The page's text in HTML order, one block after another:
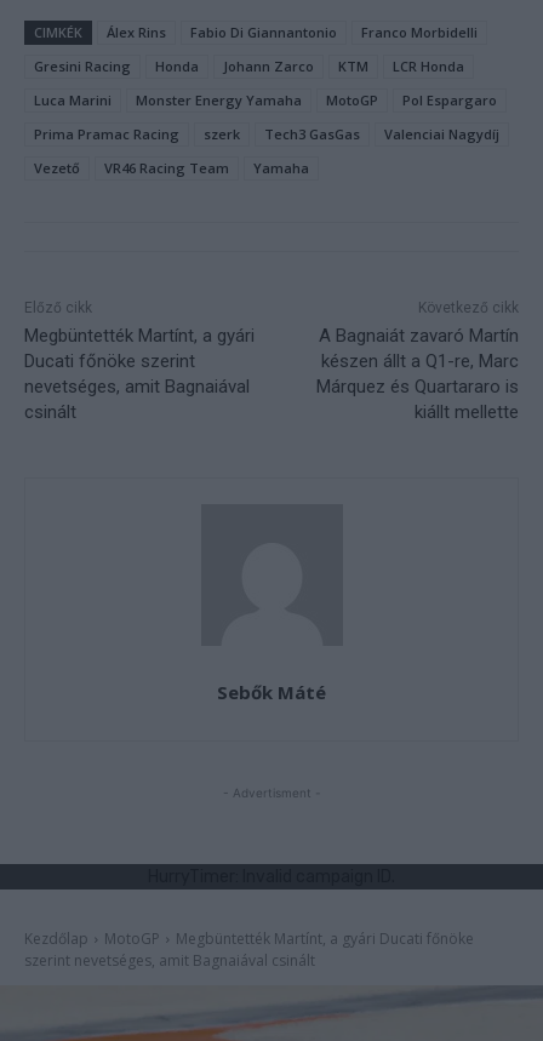
CIMKÉK Álex Rins Fabio Di Giannantonio
Franco Morbidelli
Gresini Racing
Honda Johann Zarco KTM
LCR Honda
Luca Marini
Monster Energy Yamaha MotoGP
Pol Espargaro
Prima Pramac Racing
szerk Tech3 GasGas
Valenciai Nagydíj
Vezető
VR46 Racing Team Yamaha
Előző cikk
Megbüntették Martínt, a gyári
Ducati főnöke szerint
nevetséges, amit Bagnaiával
csinált
Következő cikk
A Bagnaiát zavaró Martín
készen állt a Q1-re, Marc
Márquez és Quartararo is
kiállt mellette
Sebők Máté
- Advertisment -